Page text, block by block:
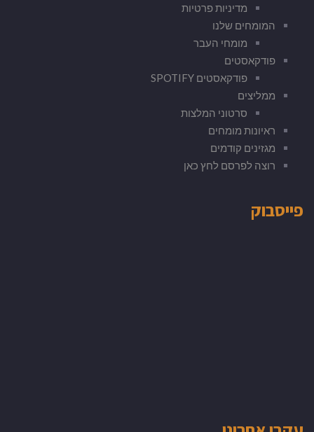
מדיניות פרטיות
המומחים שלנו
מומחי העבר
פודקאסטים
פודקאסטים SPOTIFY
ממליצים
סרטוני המלצות
ראיונות מומחים
מגזינים קודמים
רוצה לפרסם לחץ כאן
פייסבוק